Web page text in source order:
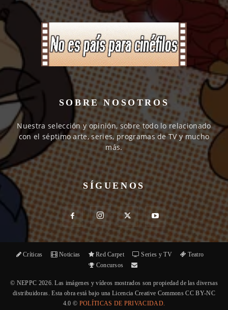
SOBRE NOSOTROS
Nuestra selección y opinión, sobre todo lo relacionado
con el séptimo arte, series, programas de TV y mucho
más.
SÍGUENOS
Críticas Noticias Red Carpet Series y TV
Teatro
Concursos
© NEPPC 2026. Las imágenes y vídeos mostrados son propiedad de las diversas
distribuidoras. Esta obra está bajo una Licencia Creative Commons CC BY-NC
4.0 © POLÍTICAS DE PRIVACIDAD.